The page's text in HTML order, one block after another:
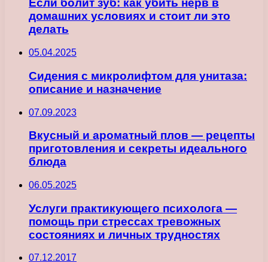
Если болит зуб: как убить нерв в
домашних условиях и стоит ли это
делать
05.04.2025
Сидения с микролифтом для унитаза:
описание и назначение
07.09.2023
Вкусный и ароматный плов — рецепты
приготовления и секреты идеального
блюда
06.05.2025
Услуги практикующего психолога —
помощь при стрессах тревожных
состояниях и личных трудностях
07.12.2017